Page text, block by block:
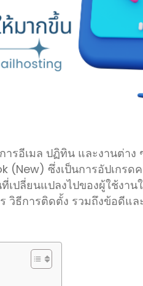
ารอีเมล ปฏิทิน และงานต่า
(New) ซึ่งเป็นการอัปเกรด
เปลี่ยนแปลงไปของผู้ใช้งา
ธีการติดตั้ง รวมถึงข้อดีแล